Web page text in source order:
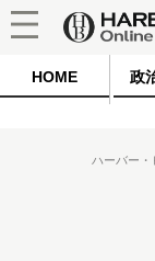
HOME 政
ハーバー